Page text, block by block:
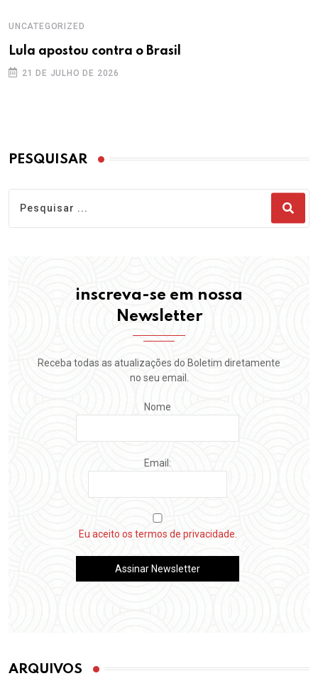
UNCATEGORIZED
Lula apostou contra o Brasil
21 DE JULHO DE 2026
PESQUISAR
inscreva-se em nossa
Newsletter
Receba todas as atualizações do Boletim diretamente
no seu email.
Nome
Email:
Eu aceito os termos de privacidade.
ARQUIVOS